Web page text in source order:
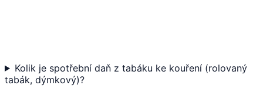
Kolik je spotřební daň z tabáku ke kouření (rolovaný
tabák, dýmkový)?